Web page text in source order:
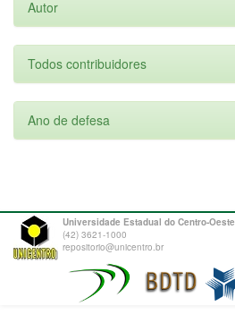
Autor
Todos contribuidores
Ano de defesa
Universidade Estadual do Centro-Oeste
(42) 3621-1000
repositorio@unicentro.br